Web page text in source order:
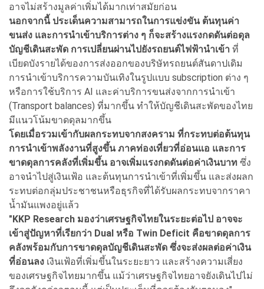
อาจไม่สร้างมูลค่าเพิ่มได้มากเท่าสมัยก่อน
นอกจากนี้ ประเด็นความสามารถในการแข่งขัน ต้นทุนค่า
ขนส่ง และการนำเข้าบริการต่าง ๆ ก็จะสร้างแรงกดดันต่อดุล
บัญชีเดินสะพัด การเปลี่ยนผ่านไปยังรถยนต์ไฟฟ้านำเข้า ที่
เบียดบังรายได้ของการส่งออกของบริษัทรถยนต์สันดาปเดิม
การนำเข้าบริการความบันเทิงในรูปแบบ subscription ต่าง ๆ
หรือการใช้บริการ AI และค่าบริการขนส่งจากการนำเข้า
(Transport balances) ที่มากขึ้น ทำให้บัญชีเดินสะพัดของไทย
มีแนวโน้มขาดดุลมากขึ้น
โดยเมื่อรวมเข้ากับผลกระทบจากสงคราม ที่กระทบต่อต้นทุน
การนำเข้าพลังงานที่สูงขึ้น ภาคท่องเที่ยวที่อ่อนแอ และการ
ขาดดุลการคลังที่เพิ่มขึ้น อาจเพิ่มแรงกดดันต่อค่าเงินบาท ซึ่ง
อาจนำไปสู่เงินเฟ้อ และต้นทุนการนำเข้าที่เพิ่มขึ้น และส่งผลก
ระทบต่อกลุ่มประชาชนหรือธุรกิจที่ได้รับผลกระทบจากราคา
น้ำมันแพงอยู่แล้ว
"KKP Research มองว่าเศรษฐกิจไทยในระยะต่อไป อาจจะ
เข้าสู่ปัญหาที่เรียกว่า Dual หรือ Twin Deficit คือขาดดุลการ
คลังพร้อมกับการขาดดุลบัญชีเดินสะพัด ซึ่งจะส่งผลต่อค่าเงิน
ที่อ่อนลง เงินเฟ้อที่เพิ่มขึ้นในระยะยาว และสร้างความเสี่ยง
ของเศรษฐกิจไทยมากขึ้น แม้ว่าเศรษฐกิจไทยอาจยังเดินไปไม่